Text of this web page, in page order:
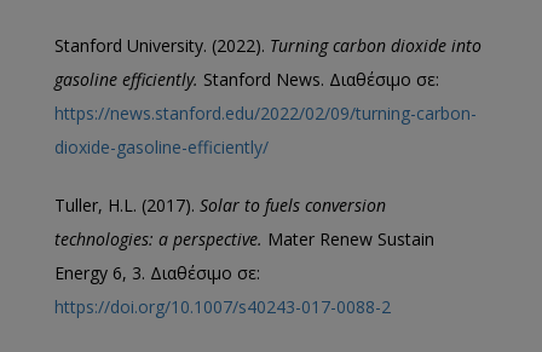
Stanford University. (2022). Turning carbon dioxide into
gasoline efficiently. Stanford News. Διαθέσιμο σε:
https://news.stanford.edu/2022/02/09/turning-carbon-
dioxide-gasoline-efficiently/
Tuller, H.L. (2017). Solar to fuels conversion
technologies: a perspective. Mater Renew Sustain
Energy 6, 3. Διαθέσιμο σε:
https://doi.org/10.1007/s40243-017-0088-2